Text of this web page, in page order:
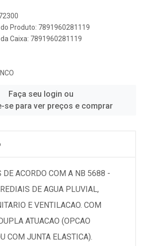
Produto: 7891960281119
Caixa: 7891960281119
Faça seu login ou
se para ver preços e comprar
DE ACORDO COM A NB 5688 -
DE AGUA PLUVIAL,
E VENTILACAO. COM
ATUACAO (OPCAO
COM JUNTA ELASTICA).